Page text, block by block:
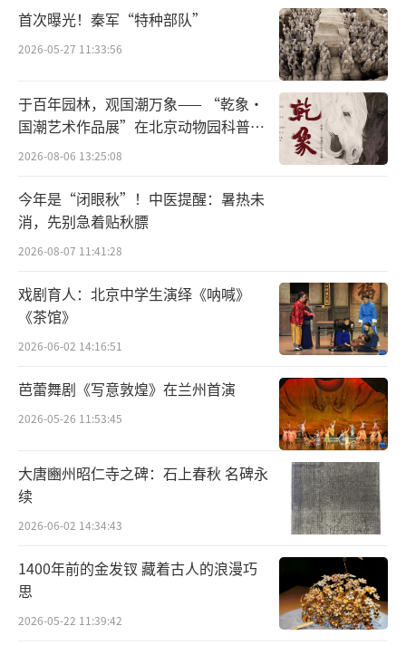
中国戏曲历来着眼于社会人生，折射生活
现实。在戏曲的舞台上往往能找到忠奸、美
丑、善恶的活生生的样板，这些故事、传奇潜
移默化地影响着人们的立身处世、待人接物，
对社会风气的形成有着重要作用。以环境式越
剧《新龙门客栈》为例，剧中周淮安忠肝义
胆；邱莫言义薄云天；亦正亦邪的贾廷，本应
对义父东厂督公曹少钦百依百顺、言听计从，
却在于己有着救命之恩的周淮安影响下，开始
任侠好义，为其暗中相助。该剧对传统侠义精
神的精彩演绎令观众看得酣畅淋漓。
戏曲艺术承担着反映时代精神、创新舞台
艺术的使命，仍有与当代社会需求与痛点相契
合的广泛情感空间。在当下，好的戏剧作品要
摸准与观众对话的途径和方法，与生动的社会
生活、鲜活的时代问题相互对话、彼此启发，
令观众的日常关切、精神需求在“看戏”的过
程中得到回应和满足。《新龙门客栈》正是通
过大量与故事人物形象贴切的细节设计，拳拳
到肉的对打功夫，创新的沉浸式剧场设计和互
动式观演模式，使一批批观众一次又一次踏入
首次曝光！秦军“特种部队”
2026-05-27 11:33:56
于百年园林，观国潮万象—— “乾象·
国潮艺术作品展”在北京动物园科普馆
机动展厅开展
2026-08-06 13:25:08
今年是“闭眼秋”！中医提醒：暑热未
消，先别急着贴秋膘
2026-08-07 11:41:28
戏剧育人：北京中学生演绎《呐喊》
《茶馆》
2026-06-02 14:16:51
芭蕾舞剧《写意敦煌》在兰州首演
2026-05-26 11:53:45
大唐豳州昭仁寺之碑：石上春秋 名碑永
续
2026-06-02 14:34:43
1400年前的金发钗 藏着古人的浪漫巧
思
2026-05-22 11:39:42